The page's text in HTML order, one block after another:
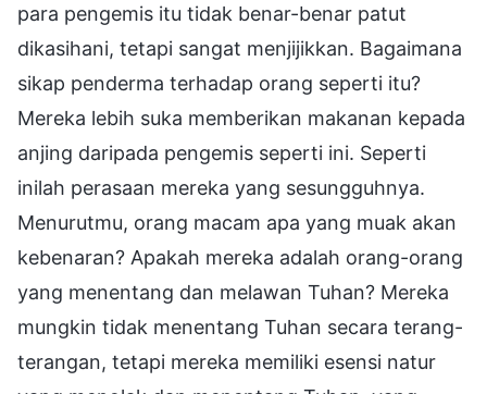
para pengemis itu tidak benar-benar patut
dikasihani, tetapi sangat menjijikkan. Bagaimana
sikap penderma terhadap orang seperti itu?
Mereka lebih suka memberikan makanan kepada
anjing daripada pengemis seperti ini. Seperti
inilah perasaan mereka yang sesungguhnya.
Menurutmu, orang macam apa yang muak akan
kebenaran? Apakah mereka adalah orang-orang
yang menentang dan melawan Tuhan? Mereka
mungkin tidak menentang Tuhan secara terang-
terangan, tetapi mereka memiliki esensi natur